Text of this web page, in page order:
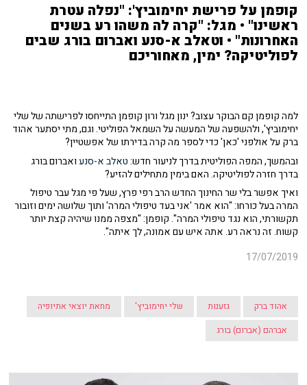
קופמן על פרישת יחימוביץ': "נפלה עטרת
ראשינו" • מגל: "קרה לה משהו רע בשנים
האחרונות" • וטאלב א-סנע ואברום בורג שבים
לפוליטיקה? ימין, מאחוריכם
למה קופמן קם הבוקר עצוב? ינון מגל ורון קופמן התייחסו לפרישתה של שלי
יחימוביץ', ולהשפעה של המעשה על השמאל הפוליטי. וגם, מתי יסתער אהוד
ברק על אולפני 'כאן' כדי לספר מה קרה בדירתו של אפשטיין?
ובהמשך, המפה הפוליטית בדרך לניעור חדש:טאלב א-סנעואברום בורג
בדרך חזרה לפוליטיקה. האם בימין מתחילים להזיע?
ואיך אפשר בלי שר החינוך החדש הרב רפי פרץ, שעל פי מגל עבר טיפול
המרה בעל כורחו: "הוא אמר 'אני בעד טיפולי המרה' ותוך שלושה ימים וזובור
תקשורתי, הוא נגד טיפולי המרה". קופמן: "מצפה ממנו שיהיה קצת יותר
קשוח. זה נראה רע. אתה איש עם אמונה, לך איתה".
17/07/2019
אהוד ברק גזענות שלי יחימוביץ'
מחאת יוצאי אתיופיה
אברהם (אברום) בורג